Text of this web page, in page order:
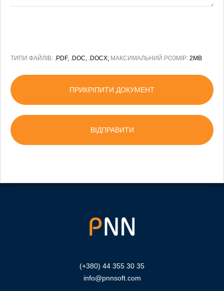
ТИПИ ФАЙЛІВ: .PDF, .DOC, .DOCX; МАКСИМАЛЬНИЙ РОЗМІР: 2MB
ПРИКРІПИТИ ДОКУМЕНТ
(+380) 44 355 30 35
info@pnnsoft.com